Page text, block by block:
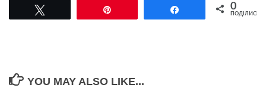
Поділитися0
ПОДІЛИСЬ
YOU MAY ALSO LIKE...